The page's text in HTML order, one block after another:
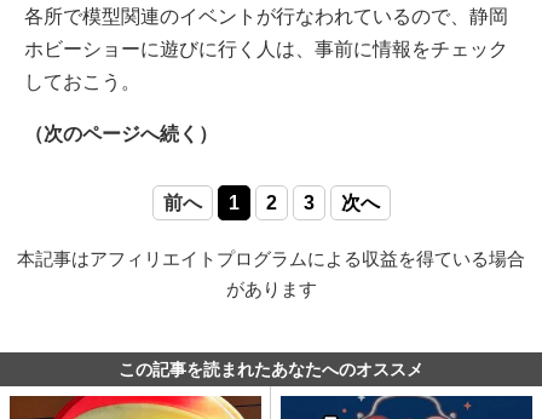
各所で模型関連のイベントが行なわれているので、静岡
ホビーショーに遊びに行く人は、事前に情報をチェック
しておこう。
（次のページへ続く）
前へ 1 2 3 次へ
本記事はアフィリエイトプログラムによる収益を得ている場合
があります
この記事を読まれたあなたへのオススメ